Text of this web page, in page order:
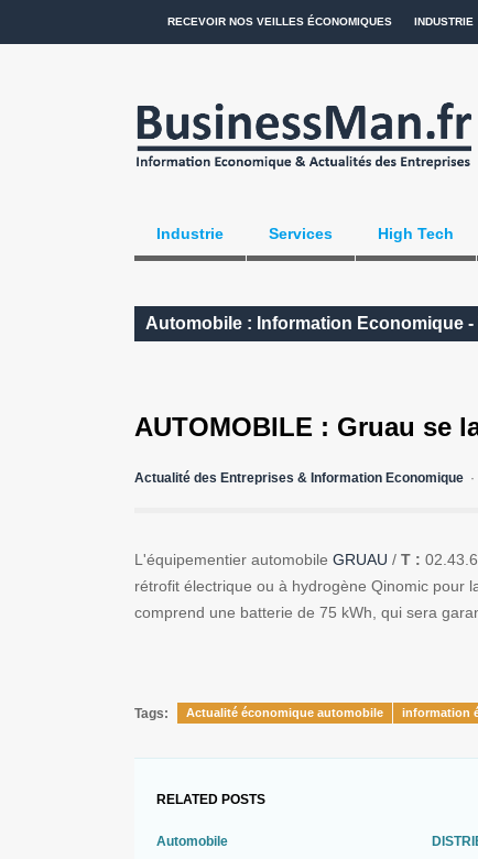
RECEVOIR NOS VEILLES ÉCONOMIQUES INDUSTRIE
Industrie Services High Tech
Automobile : Information Economique -
AUTOMOBILE : Gruau se
Actualité des Entreprises & Information Economique
L'équipementier automobile GRUAU / T :
rétrofit électrique ou à hydrogène Qinomic pour
comprend une batterie de 75 kWh, qui sera
Tags: Actualité économique automobile information
RELATED POSTS
Automobile